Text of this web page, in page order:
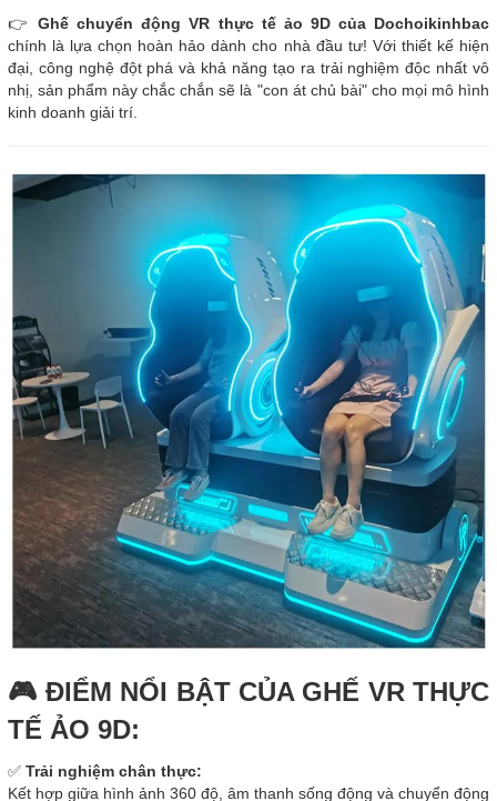
👉Ghế chuyển động VR thực tế ảo 9D của Dochoikinhbac
chính là lựa chọn hoàn hảo dành cho nhà đầu tư! Với thiết kế hiện
đại, công nghệ đột phá và khả năng tạo ra trải nghiệm độc nhất vô
nhị, sản phẩm này chắc chắn sẽ là "con át chủ bài" cho mọi mô hình
kinh doanh giải trí.
🎮 ĐIỂM NỔI BẬT CỦA GHẾ VR THỰC
TẾ ẢO 9D:
✅ Trải nghiệm chân thực:
Kết hợp giữa hình ảnh 360 độ, âm thanh sống động và chuyển động